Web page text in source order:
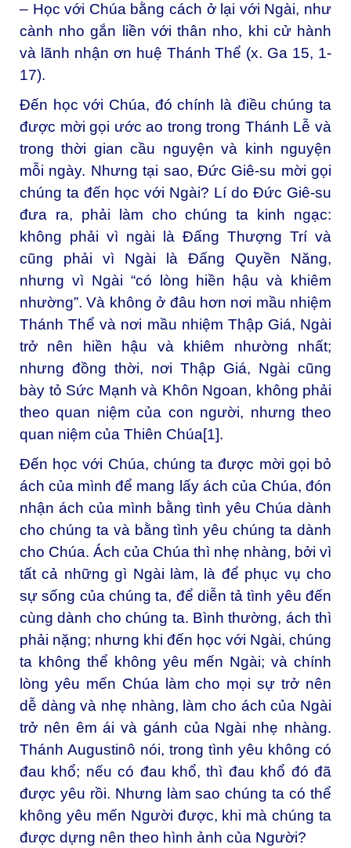
– Học với Chúa bằng cách ở lại với Ngài, như
cành nho gắn liền với thân nho, khi cử hành
và lãnh nhận ơn huệ Thánh Thể (x. Ga 15, 1-
17).
Đến học với Chúa, đó chính là điều chúng ta
được mời gọi ước ao trong trong Thánh Lễ và
trong thời gian cầu nguyện và kinh nguyện
mỗi ngày. Nhưng tại sao, Đức Giê-su mời gọi
chúng ta đến học với Ngài? Lí do Đức Giê-su
đưa ra, phải làm cho chúng ta kinh ngạc:
không phải vì ngài là Đấng Thượng Trí và
cũng phải vì Ngài là Đấng Quyền Năng,
nhưng vì Ngài “có lòng hiền hậu và khiêm
nhường”. Và không ở đâu hơn nơi mầu nhiệm
Thánh Thể và nơi mầu nhiệm Thập Giá, Ngài
trở nên hiền hậu và khiêm nhường nhất;
nhưng đồng thời, nơi Thập Giá, Ngài cũng
bày tỏ Sức Mạnh và Khôn Ngoan, không phải
theo quan niệm của con người, nhưng theo
quan niệm của Thiên Chúa[1].
Đến học với Chúa, chúng ta được mời gọi bỏ
ách của mình để mang lấy ách của Chúa, đón
nhận ách của mình bằng tình yêu Chúa dành
cho chúng ta và bằng tình yêu chúng ta dành
cho Chúa. Ách của Chúa thì nhẹ nhàng, bởi vì
tất cả những gì Ngài làm, là để phục vụ cho
sự sống của chúng ta, để diễn tả tình yêu đến
cùng dành cho chúng ta. Bình thường, ách thì
phải nặng; nhưng khi đến học với Ngài, chúng
ta không thể không yêu mến Ngài; và chính
lòng yêu mến Chúa làm cho mọi sự trở nên
dễ dàng và nhẹ nhàng, làm cho ách của Ngài
trở nên êm ái và gánh của Ngài nhẹ nhàng.
Thánh Augustinô nói, trong tình yêu không có
đau khổ; nếu có đau khổ, thì đau khổ đó đã
được yêu rồi. Nhưng làm sao chúng ta có thể
không yêu mến Người được, khi mà chúng ta
được dựng nên theo hình ảnh của Người?